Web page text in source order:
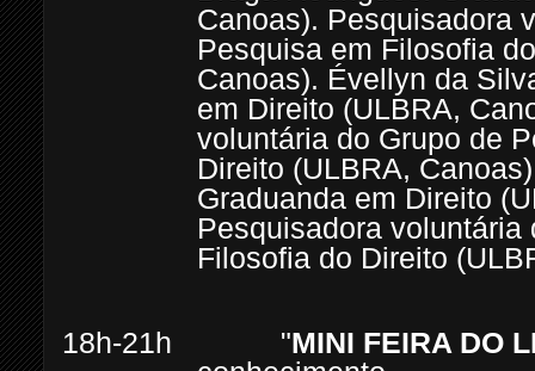
Canoas). Pesquisadora
Pesquisa em Filosofia
Canoas). Évellyn da
em Direito (ULBRA,
voluntária do Grupo de
Direito (ULBRA,
Graduanda em Direito
Pesquisadora
Filosofia do Direito
18h-21h "MINI FEIRA DO